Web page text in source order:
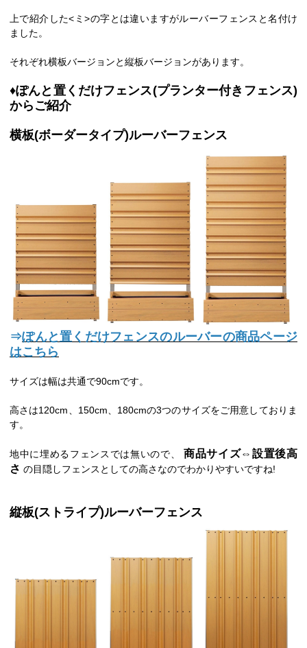
上で紹介した<ミ>の字とは違いますがルーバーフェンスと名付け
ました。
それぞれ横板バージョンと縦板バージョンがあります。
♦ぽんと置くだけフェンス(プランター付きフェンス)
からご紹介
横板(ボーダータイプ)ルーバーフェンス
⇒ぽんと置くだけフェンスのルーバーの商品ページ
はこちら
サイズは幅は共通で90cmです。
高さは120cm、150cm、180cmの3つのサイズをご用意しておりま
す。
地中に埋めるフェンスでは無いので、 商品サイズ⇔設置後高
さ の目隠しフェンスとしての高さなのでわかりやすいですね!
縦板(ストライプ)ルーバーフェンス